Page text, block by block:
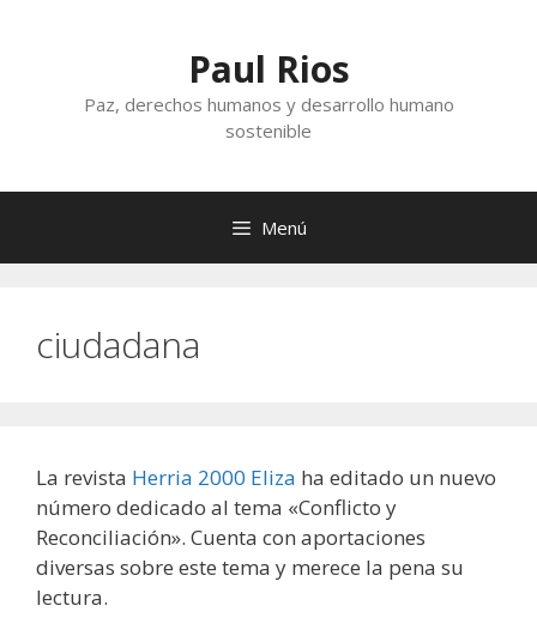
Paul Rios
Paz, derechos humanos y desarrollo humano
sostenible
Menú
ciudadana
La revista Herria 2000 Eliza ha editado un nuevo
número dedicado al tema «Conflicto y
Reconciliación». Cuenta con aportaciones
diversas sobre este tema y merece la pena su
lectura.